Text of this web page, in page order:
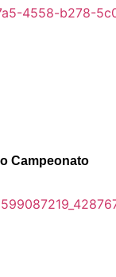
Campeonato